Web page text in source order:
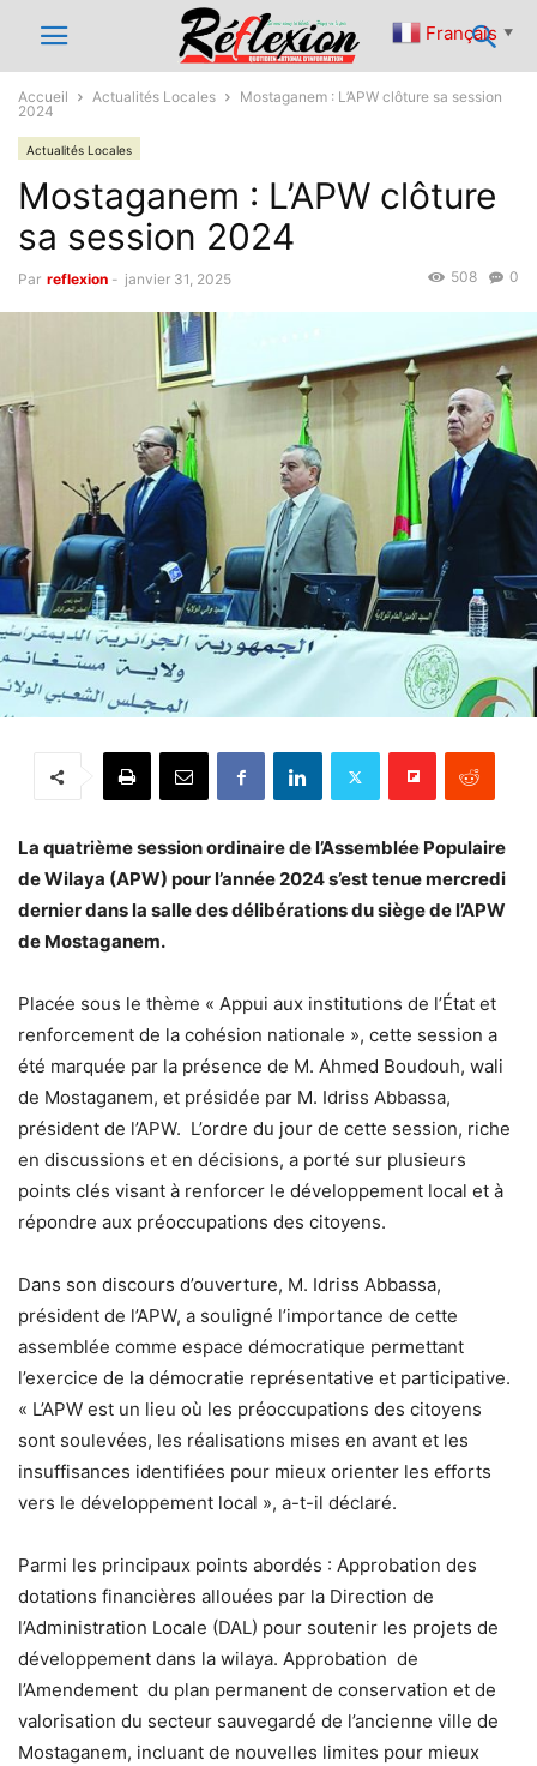
Accueil Actualités Locales
Mostaganem : L’APW clôture sa session
2024
Actualités Locales
Mostaganem : L’APW clôture
sa session 2024
Par reflexion - janvier 31, 2025 0
508
La quatrième session ordinaire de l’Assemblée Populaire
de Wilaya (APW) pour l’année 2024 s’est tenue mercredi
dernier dans la salle des délibérations du siège de l’APW
de Mostaganem.
Placée sous le thème « Appui aux institutions de l’État et
renforcement de la cohésion nationale », cette session a
été marquée par la présence de M. Ahmed Boudouh, wali
de Mostaganem, et présidée par M. Idriss Abbassa,
président de l’APW. L’ordre du jour de cette session, riche
en discussions et en décisions, a porté sur plusieurs
points clés visant à renforcer le développement local et à
répondre aux préoccupations des citoyens.
Dans son discours d’ouverture, M. Idriss Abbassa,
président de l’APW, a souligné l’importance de cette
assemblée comme espace démocratique permettant
l’exercice de la démocratie représentative et participative.
« L’APW est un lieu où les préoccupations des citoyens
sont soulevées, les réalisations mises en avant et les
insuffisances identifiées pour mieux orienter les efforts
vers le développement local », a-t-il déclaré.
Parmi les principaux points abordés : Approbation des
dotations financières allouées par la Direction de
l’Administration Locale (DAL) pour soutenir les projets de
développement dans la wilaya. Approbation de
l’Amendement du plan permanent de conservation et de
valorisation du secteur sauvegardé de l’ancienne ville de
Mostaganem, incluant de nouvelles limites pour mieux
Français ▼